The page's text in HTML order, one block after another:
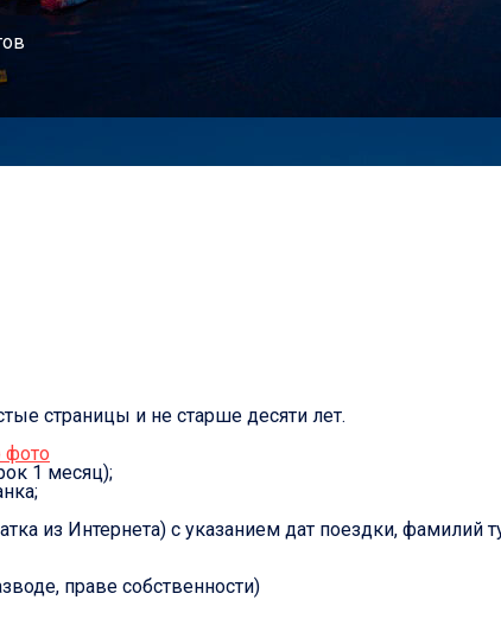
страницы и не старше десяти лет.
фото
1 месяц);
из Интернета) с указанием дат поездки, фамилий
праве собственности)